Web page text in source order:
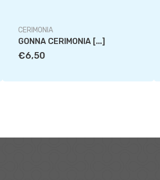
CERIMONIA
GONNA CERIMONIA [...]
€6,50